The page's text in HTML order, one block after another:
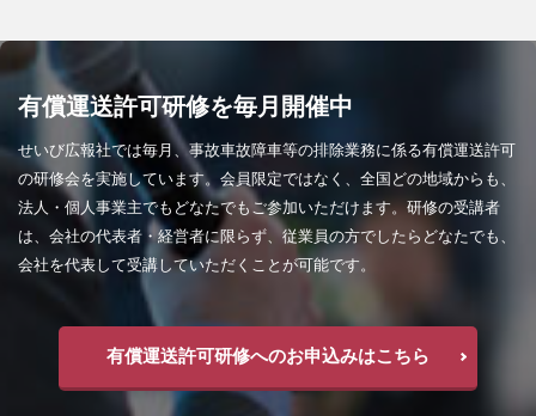
有償運送許可研修を毎月開催中
せいび広報社では毎月、事故車故障車等の排除業務に係る有償運送許可
の研修会を実施しています。会員限定ではなく、全国どの地域からも、
法人・個人事業主でもどなたでもご参加いただけます。研修の受講者
は、会社の代表者・経営者に限らず、従業員の方でしたらどなたでも、
会社を代表して受講していただくことが可能です。
有償運送許可研修へのお申込みはこちら